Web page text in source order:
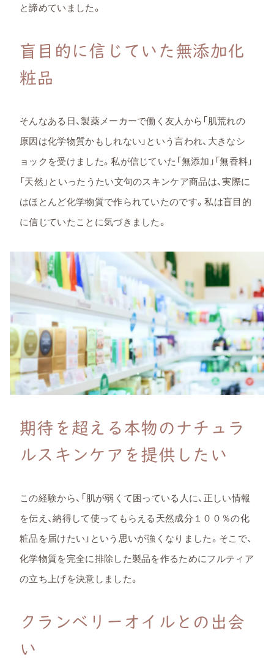
と諦めていました。
盲目的に信じていた無添加化
粧品
そんなある日、製薬メーカーで働く友人から「肌荒れの
原因は化学物質かもしれない」という言われ、大きなシ
ョックを受けました。私が信じていた「無添加」「無香料」
「天然」といったうたい文句のスキンケア商品は、実際に
はほとんど化学物質で作られていたのです。私は盲目的
に信じていたことに気づきました。
期待を超える本物のナチュラ
ルスキンケアを提供したい
この経験から、「肌が弱くて困っている人に、正しい情報
を伝え、納得して使ってもらえる天然成分１００％の化
粧品を届けたい」という思いが強くなりました。そこで、
化学物質を完全に排除した製品を作るためにフルティア
の立ち上げを決意しました。
クランベリーオイルとの出会
い